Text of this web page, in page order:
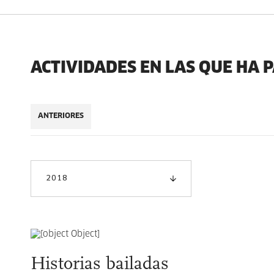
ACTIVIDADES EN LAS QUE HA
ANTERIORES
2018
Historias bailadas